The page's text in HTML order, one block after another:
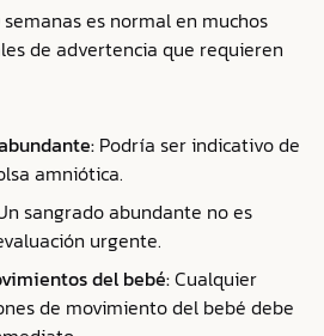
es normal en muchos
de advertencia que requieren
Podría ser indicativo de
amniótica.
sangrado abundante no es
urgente.
del bebé:Cualquier
de movimiento del bebé debe